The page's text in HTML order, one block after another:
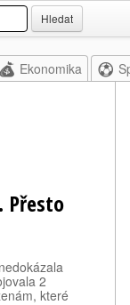
Hledat
Ekonomika
Přesto
2
které